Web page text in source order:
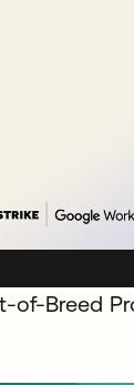
of-Breed